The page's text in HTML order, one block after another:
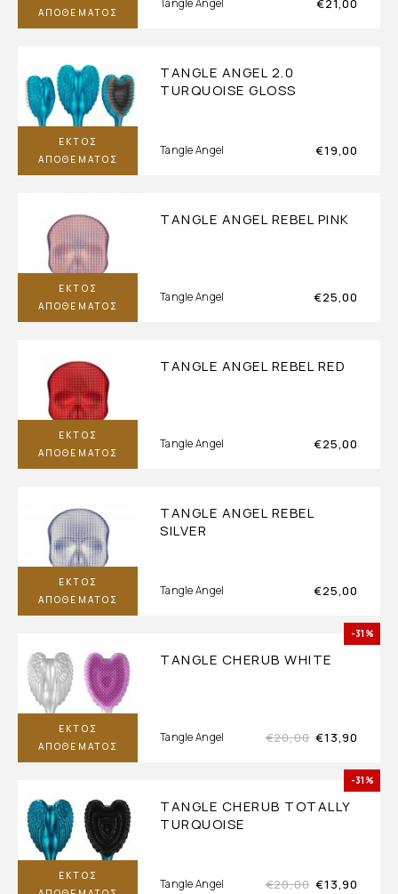
ΑΠΟΘΈΜΑΤΟΣ
Tangle Angel €21,00
ΕΚΤΌΣ
ΑΠΟΘΈΜΑΤΟΣ
TANGLE ANGEL 2.0
TURQUOISE GLOSS
Tangle Angel €19,00
ΕΚΤΌΣ
ΑΠΟΘΈΜΑΤΟΣ
TANGLE ANGEL REBEL PINK
Tangle Angel €25,00
ΕΚΤΌΣ
ΑΠΟΘΈΜΑΤΟΣ
TANGLE ANGEL REBEL RED
Tangle Angel €25,00
ΕΚΤΌΣ
ΑΠΟΘΈΜΑΤΟΣ
TANGLE ANGEL REBEL
SILVER
Tangle Angel €25,00
-31%
ΕΚΤΌΣ
ΑΠΟΘΈΜΑΤΟΣ
TANGLE CHERUB WHITE
Tangle Angel €20,00 €13,90
-31%
ΕΚΤΌΣ
TANGLE CHERUB TOTALLY
TURQUOISE
Tangle Angel €20,00 €13,90